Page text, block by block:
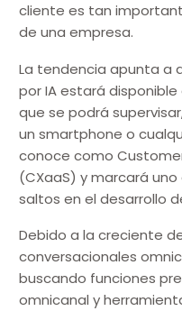
cliente es tan
de una empresa.
La tendencia apunta a
por IA estará
que se podrá
un smartphone o
conoce como
(CXaaS) y marcará
saltos en el desarrollo
Debido a la creciente
conversacionales
buscando funciones
omnicanal y